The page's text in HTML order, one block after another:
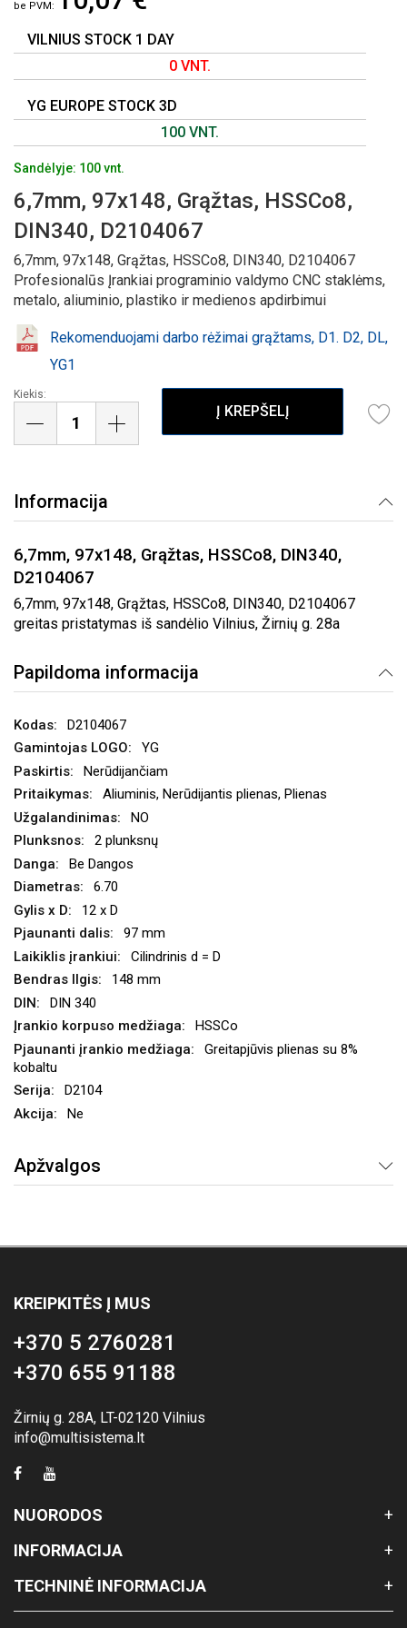
PRADŽIĄ
VILNIUS STOCK 1 DAY
0 VNT.
YG EUROPE STOCK 3D
100 VNT.
Sandėlyje: 100 vnt.
6,7mm, 97x148, Grąžtas, HSSCo8,
DIN340, D2104067
6,7mm, 97x148, Grąžtas, HSSCo8, DIN340, D2104067
Profesionalūs Įrankiai programinio valdymo CNC staklėms,
metalo, aliuminio, plastiko ir medienos apdirbimui
Rekomenduojami darbo rėžimai grąžtams, D1. D2, DL,
YG1
Kiekis:
Į KREPŠELĮ
Informacija
6,7mm, 97x148, Grąžtas, HSSCo8, DIN340,
D2104067
6,7mm, 97x148, Grąžtas, HSSCo8, DIN340, D2104067
greitas pristatymas iš sandėlio Vilnius, Žirnių g. 28a
Papildoma informacija
D2104067
YG
Nerūdijančiam
Aliuminis, Nerūdijantis plienas, Plienas
NO
2 plunksnų
Be Dangos
6.70
12 x D
97 mm
Cilindrinis d = D
148 mm
DIN 340
HSSCo
Greitapjūvis plienas su 8%
kobaltu
D2104
Ne
Apžvalgos
KREIPKITĖS Į MUS
+370 5 2760281
+370 655 91188
Žirnių g. 28A, LT-02120 Vilnius
info@multisistema.lt
NUORODOS
INFORMACIJA
TECHNINĖ INFORMACIJA